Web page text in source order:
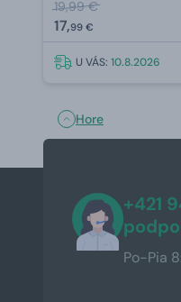
19,99 €
17,99 €
U VÁS: 10.8.2026
Hore
+421
Po-Pia